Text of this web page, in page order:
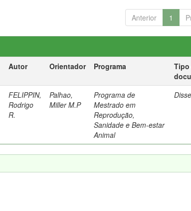
Anterior 1
Autor Orientador Programa
Tipo
FELIPPIN,
Rodrigo
R.
Palhao,
Miller M.P
Programa de
Mestrado em
Reprodução,
Sanidade e Bem-estar
Animal